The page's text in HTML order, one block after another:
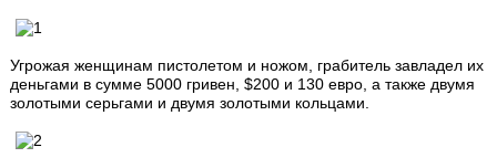
Угрожая женщинам пистолетом и ножом, грабитель завладел их
деньгами в сумме 5000 гривен, $200 и 130 евро, а также двумя
золотыми серьгами и двумя золотыми кольцами.